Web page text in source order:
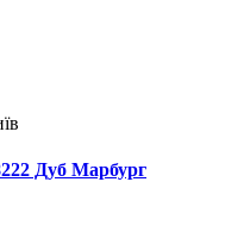
Дуб Марбург